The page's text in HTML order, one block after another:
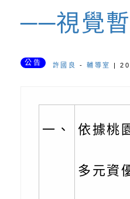
（
約專要
檢送行
月份公
訊
轉知教
辦理「
檢送桃
6月交
有關「
【打噴
檢送桃
──視覺
公告 許國良 -輔導室 |
一、 依據桃
多元資